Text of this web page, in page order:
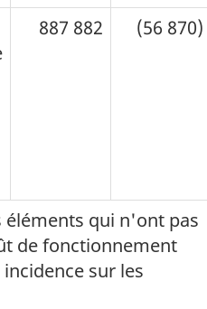
887 882 (56 870)
éléments qui n'ont pas
de fonctionnement
sur les